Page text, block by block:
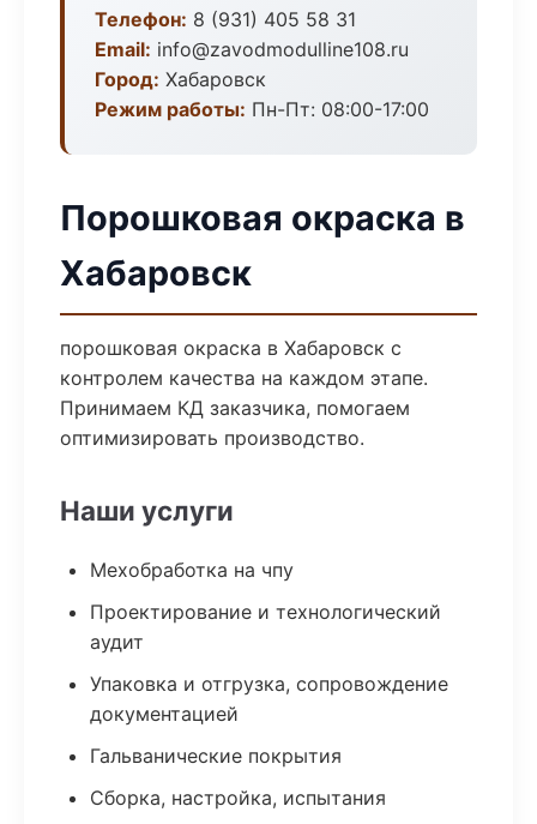
Телефон: 8 (931) 405 58 31
Email: info@zavodmodulline108.ru
Город: Хабаровск
Режим работы: Пн-Пт: 08:00-17:00
Порошковая окраска в
Хабаровск
порошковая окраска в Хабаровск с
контролем качества на каждом этапе.
Принимаем КД заказчика, помогаем
оптимизировать производство.
Наши услуги
Мехобработка на чпу
Проектирование и технологический
аудит
Упаковка и отгрузка, сопровождение
документацией
Гальванические покрытия
Сборка, настройка, испытания